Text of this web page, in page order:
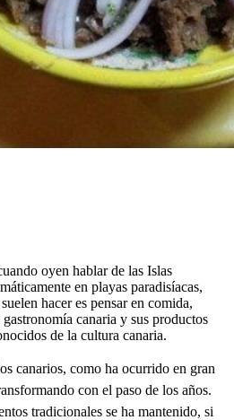
oyen hablar de las Islas
en playas paradisíacas,
hacer es pensar en comida,
canaria y sus productos
de la cultura canaria.
canarios, como ha ocurrido en gran
con el paso de los años.
tradicionales se ha mantenido, si